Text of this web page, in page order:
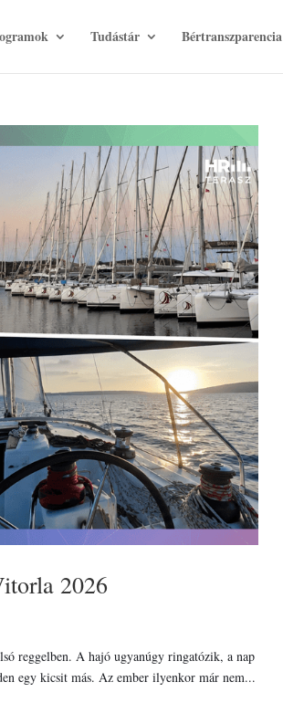
Tudástár Bértranszparencia
2026
reggelben. A hajó ugyanúgy ringatózik, a nap
egy kicsit más. Az ember ilyenkor már nem...